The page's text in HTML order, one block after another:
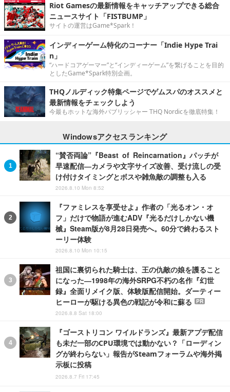
Riot Gamesの最新情報をキャッチアップできる総合
ニュースサイト「FISTBUMP」
サイトの運営はGame*Spark！
インディーゲーム特化のコーナー「Indie Hype Trai
n」
“ハードコアゲーマー”と“インディーゲーム”を繋げることを目的
としたGame*Spark特別企画。
THQノルディック特集ページでゲムスパのオススメと
最新情報をチェックしよう
今最もホットな海外パブリッシャー THQ Nordicを徹底特集！
Windowsアクセスランキング
“賛否両論”『Beast of Reincarnation』パッチが
早速配信―カメラや文字サイズ改善、受け流しの受
け付けタイミングとボスや雑魚敵の調整も入る
2026.8.10 Mon 8:52
『ファミレスを享受せよ』作者の「光るオン・オ
フ」だけで物語が進むADV『光るだけしかない機
械』Steam版が8月28日発売へ。60分で終わるスト
ーリー体験
2026.8.10 Mon 10:15
祖国に裏切られた騎士は、王の仇敵の娘を護ること
になった―1998年の海外SRPG不朽の名作『幻世
録』全面リメイク版、体験版配信開始。ダーティー
ヒーローが駆ける異色の戦記が令和に蘇る
PR
2026.8.8 Sat 18:00
『ゴーストリコン ワイルドランズ』最新アプデ配信
も未だ一部のCPU環境では動かない？「ローディン
グが終わらない」報告がSteamフォーラムや海外掲
示板に投稿
2026.8.7 Fri 17:45